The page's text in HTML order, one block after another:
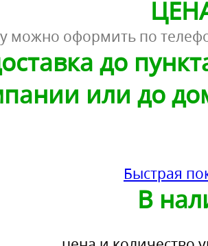
можно оформить по
до
или до
Быстрая
В